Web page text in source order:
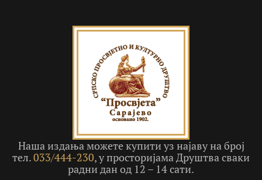
Наша издања можете купити уз најаву на број
тел.033/444-230, у просторијама Друштва сваки
радни дан од 12 – 14 сати.